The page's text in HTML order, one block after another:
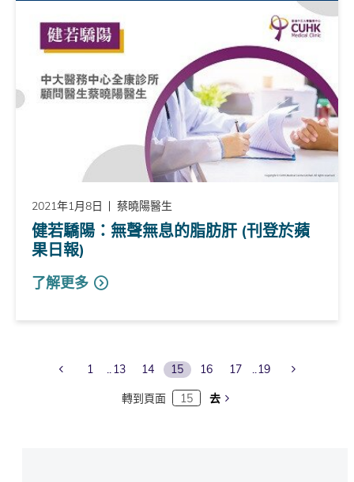
2021年1月8日 蔡曉陽醫生
健若驕陽：無聲無息的脂肪肝 (刊登於蘋
果日報)
了解更多
Previous Page
1 13 14 15 16 17 19
轉到頁面 去